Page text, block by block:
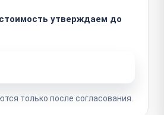
утверждаем до
только после согласования.